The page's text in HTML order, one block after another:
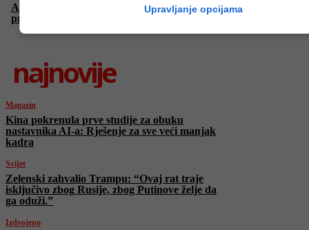
Amar Dedić potpisao za Benficu: Reprezentativac BiH
predstavljen u Lisabonu
najnovije
Magazin
Kina pokrenula prve studije za obuku
nastavnika AI-a: Rješenje za sve veći manjak
kadra
Svijet
Zelenski zahvalio Trampu: “Ovaj rat traje
isključivo zbog Rusije, zbog Putinove želje da
ga oduži.”
Izdvojeno
Upravljanje opcijama